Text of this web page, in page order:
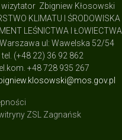
wizytator Zbigniew Kłosowski
KLIMATU I ŚRODOWISKA
LEŚNICTWA I ŁOWIECTWA
ul: Wawelska 52/54
tel. (+48 22) 36 92 862
+48 728 935 267
ZSL Zagnańsk